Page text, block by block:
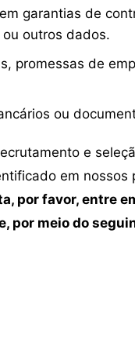
garantias de
outros dados.
promessas de
ou
e
em nossos
por favor, entre
por meio do